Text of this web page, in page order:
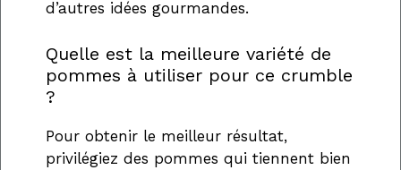
d’autres idées gourmandes.
Quelle est la meilleure variété de
pommes à utiliser pour ce crumble
?
Pour obtenir le meilleur résultat,
privilégiez des pommes qui tiennent bien